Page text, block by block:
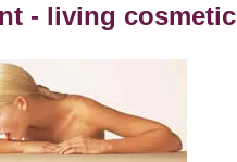
- living